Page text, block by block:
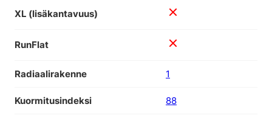
XL (lisäkantavuus)
RunFlat
Radiaalirakenne 1
Kuormitusindeksi 88